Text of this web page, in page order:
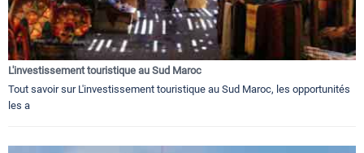
L'investissement touristique au Sud Maroc
Tout savoir sur L'investissement touristique au Sud Maroc, les opportunités
les a